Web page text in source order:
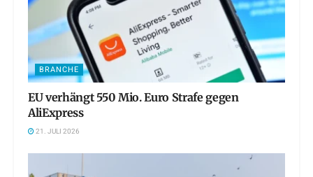
BRANCHE
EU verhängt 550 Mio. Euro Strafe gegen
AliExpress
21. JULI 2026